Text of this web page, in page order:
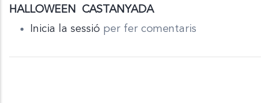
HALLOWEEN
CASTANYADA
Inicia la sessió per fer comentaris